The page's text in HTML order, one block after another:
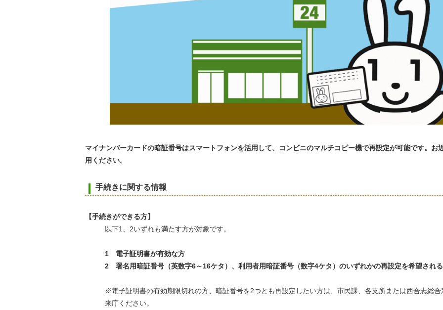
マイナンバーカードの暗証番号はスマートフォンを活用して、コンビニのマルチコピー機で再設定が可能です。お
用ください。
手続きに関する情報
【手続きができる方】
以下1、2いずれも満たす方が対象です。
1 電子証明書が有効な方
2 署名用暗証番号（英数字6～16ケタ）、利用者用暗証番号（数字4ケタ）のいずれかの再設定を希望され
※電子証明書の有効期限切れの方、暗証番号を2つとも再設定したい方は、市民課、各支所または西合志総
来庁ください。